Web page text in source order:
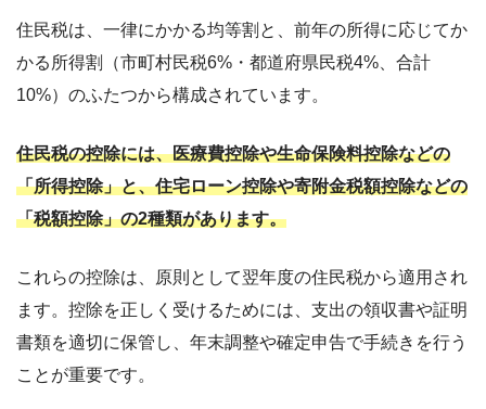
住民税は、一律にかかる均等割と、前年の所得に応じてか
かる所得割（市町村民税6%・都道府県民税4%、合計
10%）のふたつから構成されています。
住民税の控除には、医療費控除や生命保険料控除などの
「所得控除」と、住宅ローン控除や寄附金税額控除などの
「税額控除」の2種類があります。
これらの控除は、原則として翌年度の住民税から適用され
ます。控除を正しく受けるためには、支出の領収書や証明
書類を適切に保管し、年末調整や確定申告で手続きを行う
ことが重要です。